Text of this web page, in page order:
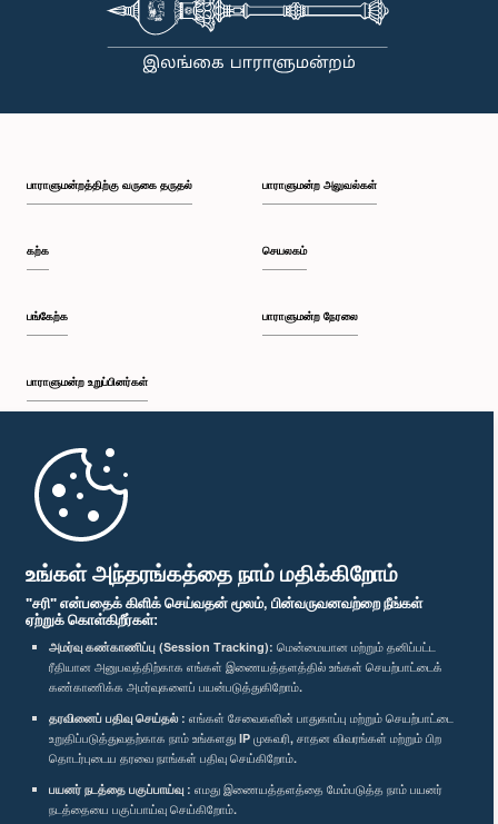
உங்கள் அந்தரங்கத்தை நாம் மதிக்கிறோம்
"சரி" என்பதைக் கிளிக் செய்வதன் மூலம், பின்வருவனவற்றை நீங்கள்
ஏற்றுக் கொள்கிறீர்கள்:
அமர்வு கண்காணிப்பு (Session Tracking): மென்மையான மற்றும் தனிப்பட்ட
ரீதியான அனுபவத்திற்காக எங்கள் இணையத்தளத்தில் உங்கள் செயற்பாட்டைக்
கண்காணிக்க அமர்வுகளைப் பயன்படுத்துகிறோம்.
தரவினைப் பதிவு செய்தல் : எங்கள் சேவைகளின் பாதுகாப்பு மற்றும் செயற்பாட்டை
உறுதிப்படுத்துவதற்காக நாம் உங்களது IP முகவரி, சாதன விவரங்கள் மற்றும் பிற
தொடர்புடைய தரவை நாங்கள் பதிவு செய்கிறோம்.
பயனர் நடத்தை பகுப்பாய்வு : எமது இணையத்தளத்தை மேம்படுத்த நாம் பயனர்
நடத்தையை பகுப்பாய்வு செய்கிறோம்.
பாராளுமன்றத்திற்கு வருகை தருதல்
கற்க
பங்கேற்க
பாராளுமன்ற உறுப்பினர்கள்
முதற்பக்கம்
பாராளுமன்ற அலுவல்கள்
செயலகம்
பாராளுமன்ற நேரலை
பாராளுமன்ற கையடக்க செயலி
எம்மை பின்தொடர்க :
விருதுகள்
தனியுரிமைக் கொள்கை